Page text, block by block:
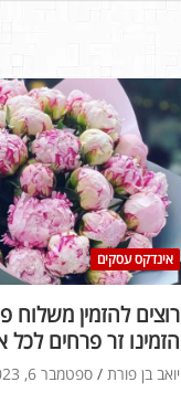
אינדקס עסקים
רוצים להזמין משלוח
הזמינו זר פרחים לכל
ספטמבר 6, 2023 יואב בן פורת